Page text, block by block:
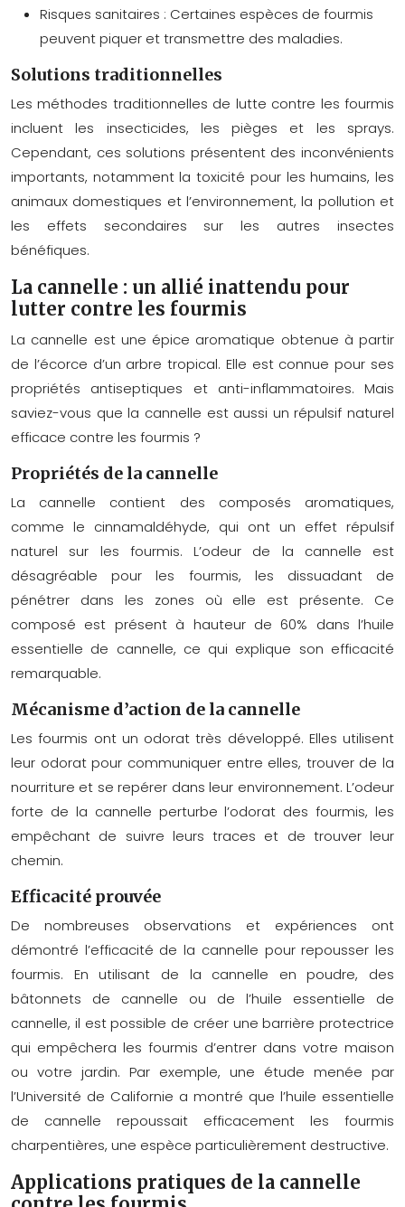
Risques sanitaires : Certaines espèces de fourmis
peuvent piquer et transmettre des maladies.
Solutions traditionnelles
Les méthodes traditionnelles de lutte contre les fourmis
incluent les insecticides, les pièges et les sprays.
Cependant, ces solutions présentent des inconvénients
importants, notamment la toxicité pour les humains, les
animaux domestiques et l’environnement, la pollution et
les effets secondaires sur les autres insectes
bénéfiques.
La cannelle : un allié inattendu pour
lutter contre les fourmis
La cannelle est une épice aromatique obtenue à partir
de l’écorce d’un arbre tropical. Elle est connue pour ses
propriétés antiseptiques et anti-inflammatoires. Mais
saviez-vous que la cannelle est aussi un répulsif naturel
efficace contre les fourmis ?
Propriétés de la cannelle
La cannelle contient des composés aromatiques,
comme le cinnamaldéhyde, qui ont un effet répulsif
naturel sur les fourmis. L’odeur de la cannelle est
désagréable pour les fourmis, les dissuadant de
pénétrer dans les zones où elle est présente. Ce
composé est présent à hauteur de 60% dans l’huile
essentielle de cannelle, ce qui explique son efficacité
remarquable.
Mécanisme d’action de la cannelle
Les fourmis ont un odorat très développé. Elles utilisent
leur odorat pour communiquer entre elles, trouver de la
nourriture et se repérer dans leur environnement. L’odeur
forte de la cannelle perturbe l’odorat des fourmis, les
empêchant de suivre leurs traces et de trouver leur
chemin.
Efficacité prouvée
De nombreuses observations et expériences ont
démontré l’efficacité de la cannelle pour repousser les
fourmis. En utilisant de la cannelle en poudre, des
bâtonnets de cannelle ou de l’huile essentielle de
cannelle, il est possible de créer une barrière protectrice
qui empêchera les fourmis d’entrer dans votre maison
ou votre jardin. Par exemple, une étude menée par
l’Université de Californie a montré que l’huile essentielle
de cannelle repoussait efficacement les fourmis
charpentières, une espèce particulièrement destructive.
Applications pratiques de la cannelle